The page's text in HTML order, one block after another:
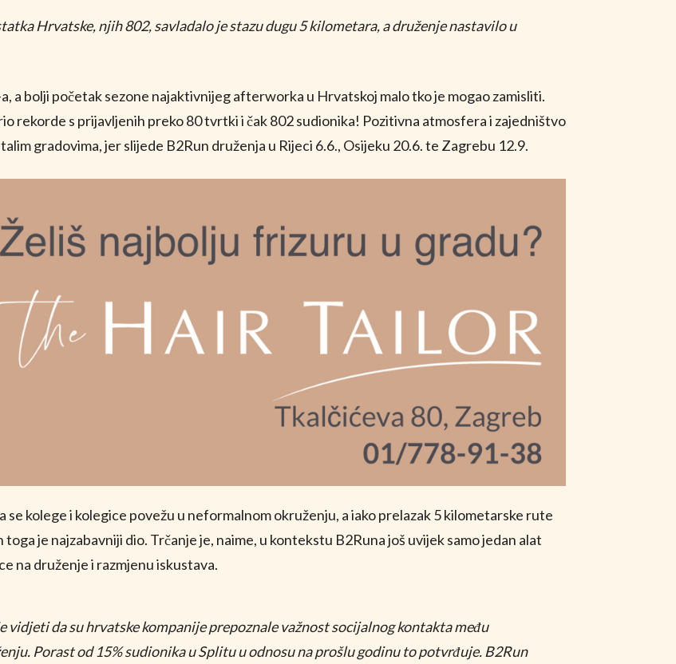
Hrvatske, njih 802, savladalo je stazu dugu 5 kilometara, a druženje nastavilo u
a bolji početak sezone najaktivnijeg afterworka u Hrvatskoj malo tko je mogao zamisliti.
rekorde s prijavljenih preko 80 tvrtki i čak 802 sudionika! Pozitivna atmosfera i zajedništvo
gradovima, jer slijede B2Run druženja u Rijeci 6.6., Osijeku 20.6. te Zagrebu 12.9.
se kolege i kolegice povežu u neformalnom okruženju, a iako prelazak 5 kilometarske rute
je najzabavniji dio. Trčanje je, naime, u kontekstu B2Runa još uvijek samo jedan alat
na druženje i razmjenu iskustava.
vidjeti da su hrvatske kompanije prepoznale važnost socijalnog kontakta među
Porast od 15% sudionika u Splitu u odnosu na prošlu godinu to potvrđuje. B2Run